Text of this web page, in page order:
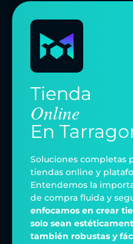
Tienda
Online
En
Soluciones completas
tiendas online y
Entendemos la
de compra fluida y
enfocamos en crear
solo sean
también robustas y